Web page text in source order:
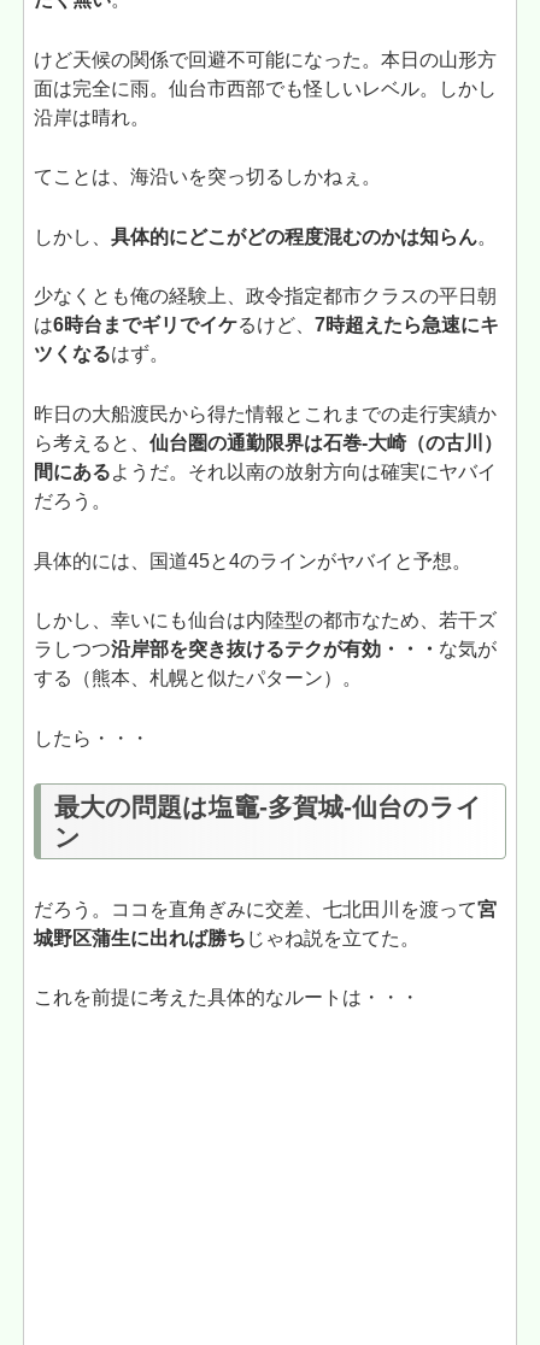
けど天候の関係で回避不可能になった。本日の山形方
面は完全に雨。仙台市西部でも怪しいレベル。しかし
沿岸は晴れ。
てことは、海沿いを突っ切るしかねぇ。
しかし、具体的にどこがどの程度混むのかは知らん。
少なくとも俺の経験上、政令指定都市クラスの平日朝
は6時台までギリでイケるけど、7時超えたら急速にキ
ツくなるはず。
昨日の大船渡民から得た情報とこれまでの走行実績か
ら考えると、仙台圏の通勤限界は石巻-大崎（の古川）
間にあるようだ。それ以南の放射方向は確実にヤバイ
だろう。
具体的には、国道45と4のラインがヤバイと予想。
しかし、幸いにも仙台は内陸型の都市なため、若干ズ
ラしつつ沿岸部を突き抜けるテクが有効・・・ な気が
する（熊本、札幌と似たパターン）。
したら・・・
最大の問題は塩竈-多賀城-仙台のライ
ン
だろう。ココを直角ぎみに交差、七北田川を渡って宮
城野区蒲生に出れば勝ち じゃね説を立てた。
これを前提に考えた具体的なルートは・・・